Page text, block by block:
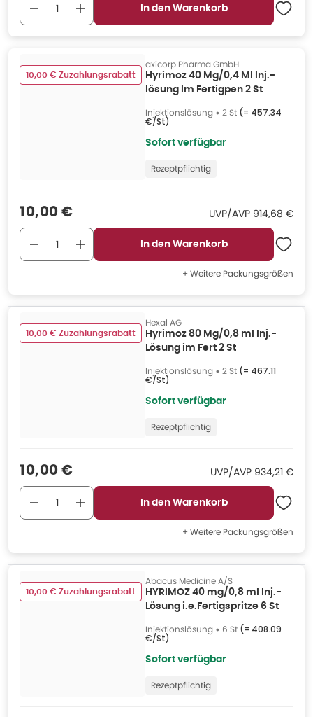
In den Warenkorb
10,00 € Zuzahlungsrabatt
axicorp Pharma GmbH
Hyrimoz 40 Mg/0,4 Ml Inj.-
lösung Im Fertigpen 2 St
Injektionslösung • 2 St (= 457.34
€/St)
Sofort verfügbar
Rezeptpflichtig
Verkaufspreis
10,00 € UVP/AVP UVP/AVP
914,68 €
In den Warenkorb
+ Weitere Packungsgrößen
10,00 € Zuzahlungsrabatt
Hexal AG
Hyrimoz 80 Mg/0,8 ml Inj.-
Lösung im Fert 2 St
Injektionslösung • 2 St (= 467.11
€/St)
Sofort verfügbar
Rezeptpflichtig
Verkaufspreis
10,00 € UVP/AVP UVP/AVP
934,21 €
In den Warenkorb
+ Weitere Packungsgrößen
10,00 € Zuzahlungsrabatt
Abacus Medicine A/S
HYRIMOZ 40 mg/0,8 ml Inj.-
Lösung i.e.Fertigspritze 6 St
Injektionslösung • 6 St (= 408.09
€/St)
Sofort verfügbar
Rezeptpflichtig